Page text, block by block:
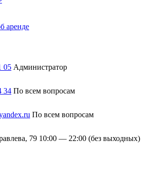
аренде
05 Администратор
34 По всем вопросам
По всем вопросам
79 10:00 — 22:00 (без выходных)